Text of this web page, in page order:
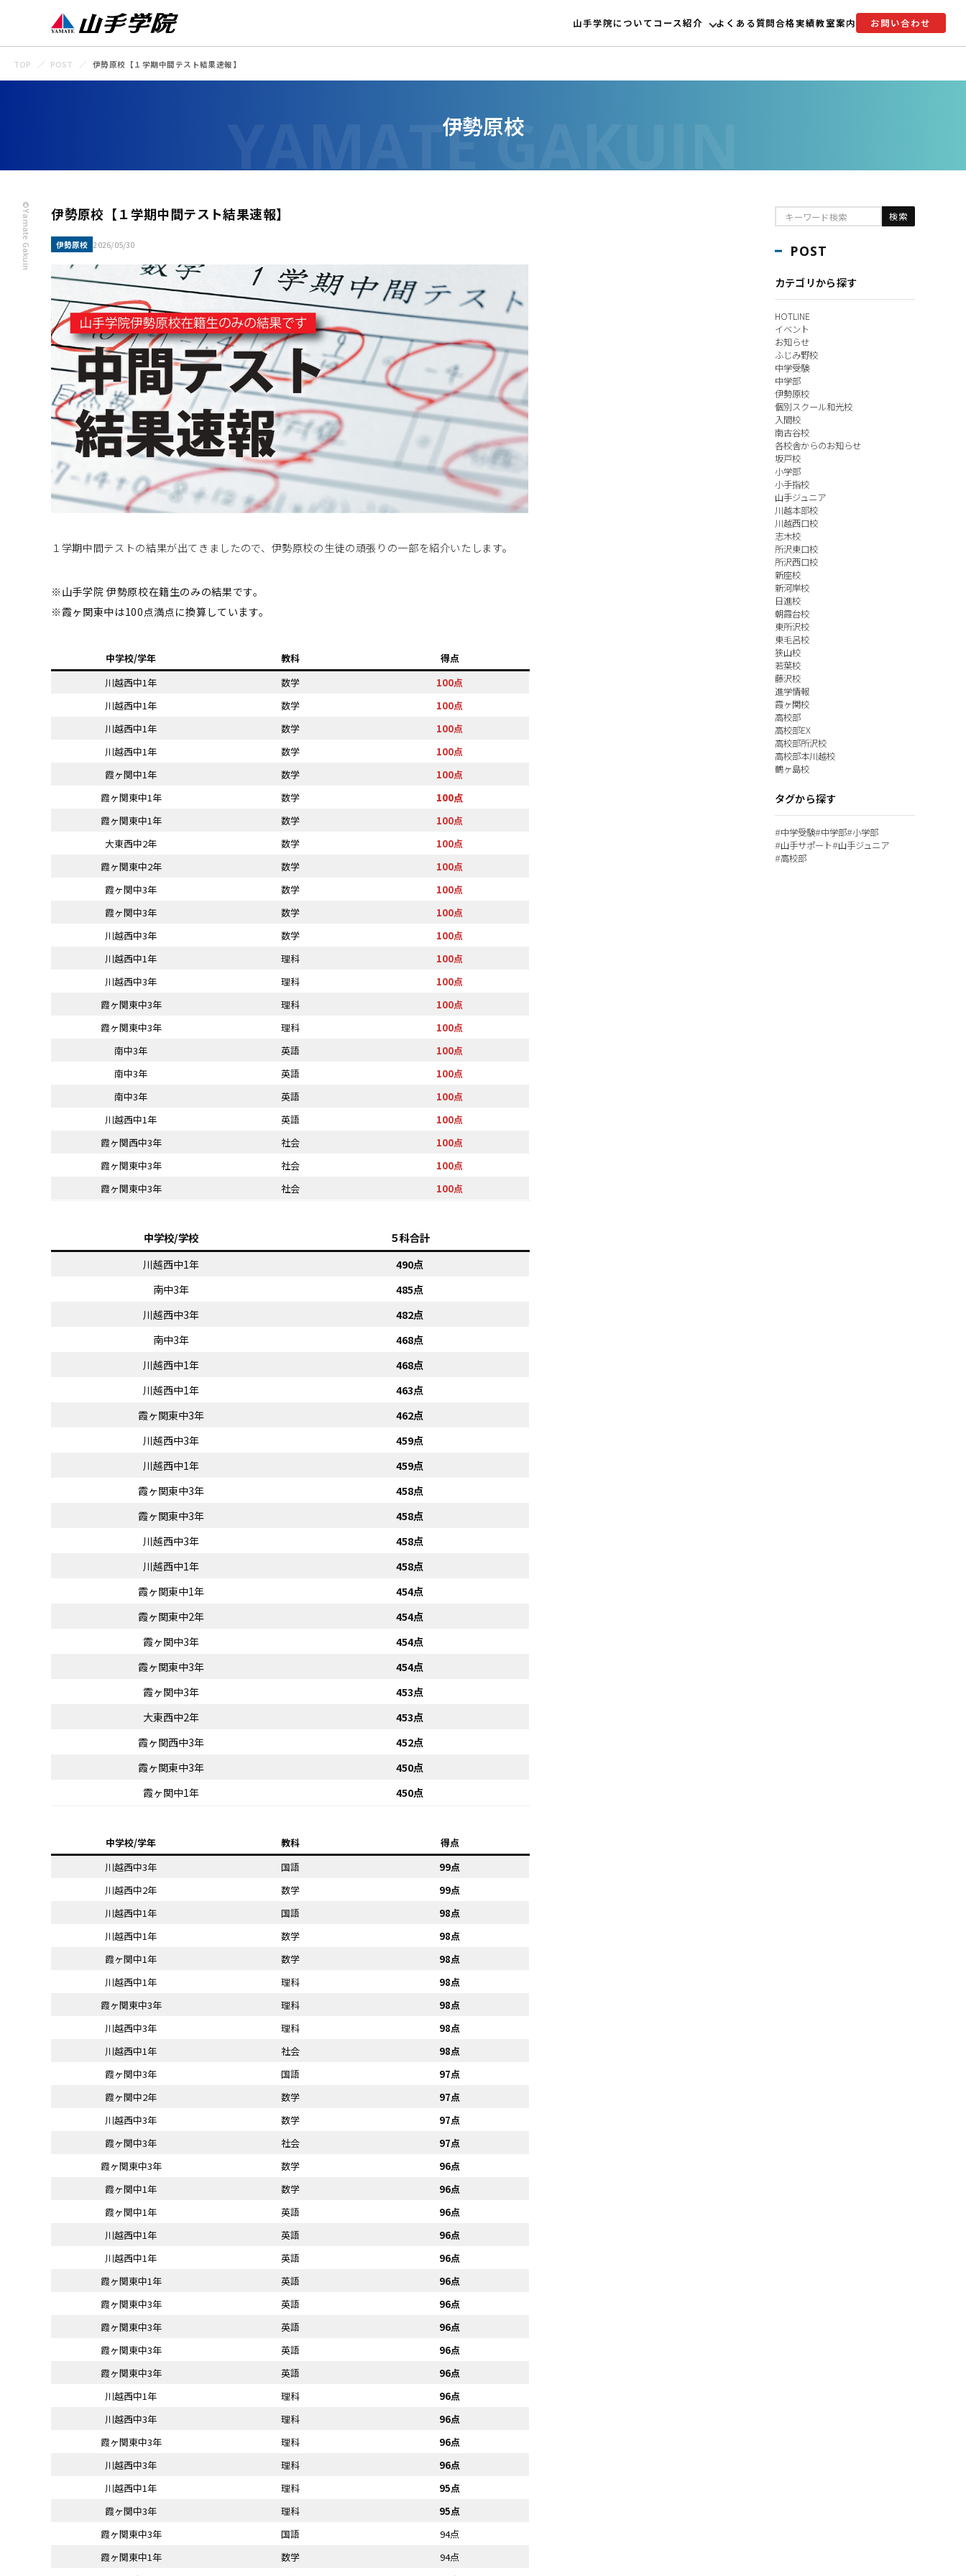
山手学院についてコース紹介 よくある質問合格実績教室案内 お問い合わせ
©Yamate Gakuin
TOP POST 伊勢原校【１学期中間テスト結果速報】
伊勢原校
伊勢原校【１学期中間テスト結果速報】
伊勢原校 2026/05/30
１学期中間テストの結果が出てきましたので、伊勢原校の生徒の頑張りの一部を紹介いたします。
※山手学院 伊勢原校在籍生のみの結果です。
※霞ヶ関東中は100点満点に換算しています。
中学校/学年 教科
得点
川越西中1年
数学
100点
川越西中1年
数学
100点
川越西中1年
数学
100点
川越西中1年
数学
100点
霞ヶ関中1年
数学
100点
霞ヶ関東中1年
数学
100点
霞ヶ関東中1年
数学
100点
大東西中2年
数学
100点
霞ヶ関東中2年
数学
100点
霞ヶ関中3年
数学
100点
霞ヶ関中3年
数学
100点
川越西中3年
数学
100点
川越西中1年
理科
100点
川越西中3年
理科
100点
霞ヶ関東中3年
理科
100点
霞ヶ関東中3年
理科
100点
南中3年
英語
100点
南中3年
英語
100点
南中3年
英語
100点
川越西中1年
英語
100点
霞ヶ関西中3年
社会
100点
霞ヶ関東中3年
社会
100点
霞ヶ関東中3年
社会 100点
中学校/学校
５科合計
川越西中1年
490点
南中3年
485点
川越西中3年
482点
南中3年
468点
川越西中1年
468点
川越西中1年
463点
霞ヶ関東中3年
462点
川越西中3年
459点
川越西中1年
459点
霞ヶ関東中3年
458点
霞ヶ関東中3年
458点
川越西中3年
458点
川越西中1年
458点
霞ヶ関東中1年
454点
霞ヶ関東中2年
454点
霞ヶ関中3年
454点
霞ヶ関東中3年
454点
霞ヶ関中3年
453点
大東西中2年
453点
霞ヶ関西中3年
452点
霞ヶ関東中3年
450点
霞ヶ関中1年
450点
中学校/学年 教科
得点
川越西中3年
国語
99点
川越西中2年
数学
99点
川越西中1年
国語
98点
川越西中1年
数学
98点
霞ヶ関中1年
数学
98点
川越西中1年
理科
98点
霞ヶ関東中3年
理科
98点
川越西中3年
理科
98点
川越西中1年
社会
98点
霞ヶ関中3年
国語
97点
霞ヶ関中2年
数学
97点
川越西中3年
数学
97点
霞ヶ関中3年
社会
97点
霞ヶ関東中3年
数学
96点
霞ヶ関中1年
数学
96点
霞ヶ関中1年
英語
96点
川越西中1年
英語
96点
川越西中1年
英語
96点
霞ヶ関東中1年
英語
96点
霞ヶ関東中3年
英語
96点
霞ヶ関東中3年
英語
96点
霞ヶ関東中3年
英語
96点
霞ヶ関東中3年
英語
96点
川越西中1年
理科
96点
川越西中3年
理科
96点
霞ヶ関東中3年
理科
96点
川越西中3年
理科
96点
川越西中1年
理科
95点
霞ヶ関中3年
理科
95点
霞ヶ関東中3年
国語
94点
霞ヶ関東中1年
数学
94点
POST
カテゴリから探す
HOTLINE
イベント
お知らせ
ふじみ野校
中学受験
中学部
伊勢原校
個別スクール和光校
入間校
南古谷校
各校舎からのお知らせ
坂戸校
小学部
小手指校
山手ジュニア
川越本部校
川越西口校
志木校
所沢東口校
所沢西口校
新座校
新河岸校
日進校
朝霞台校
東所沢校
東毛呂校
狭山校
若葉校
藤沢校
進学情報
霞ヶ関校
高校部
高校部EX
高校部所沢校
高校部本川越校
鶴ヶ島校
タグから探す
#中学受験#中学部#小学部
#山手サポート#山手ジュニア
#高校部